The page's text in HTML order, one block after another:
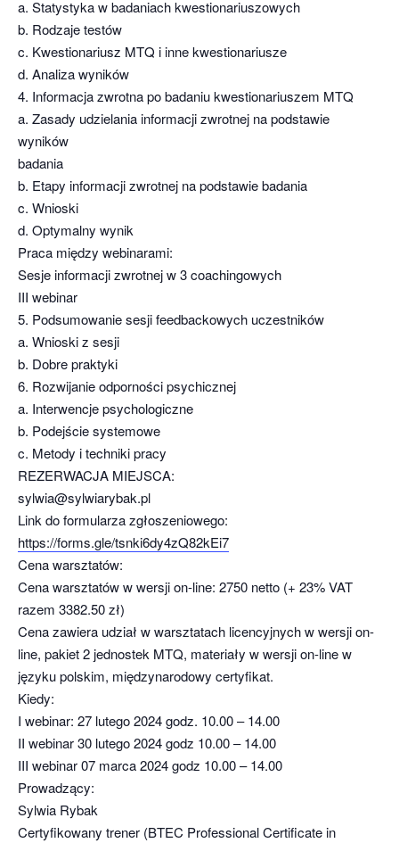
a. Statystyka w badaniach kwestionariuszowych
b. Rodzaje testów
c. Kwestionariusz MTQ i inne kwestionariusze
d. Analiza wyników
4. Informacja zwrotna po badaniu kwestionariuszem MTQ
a. Zasady udzielania informacji zwrotnej na podstawie
wyników
badania
b. Etapy informacji zwrotnej na podstawie badania
c. Wnioski
d. Optymalny wynik
Praca między webinarami:
Sesje informacji zwrotnej w 3 coachingowych
III webinar
5. Podsumowanie sesji feedbackowych uczestników
a. Wnioski z sesji
b. Dobre praktyki
6. Rozwijanie odporności psychicznej
a. Interwencje psychologiczne
b. Podejście systemowe
c. Metody i techniki pracy
REZERWACJA MIEJSCA:
sylwia@sylwiarybak.pl
Link do formularza zgłoszeniowego:
https://forms.gle/tsnki6dy4zQ82kEi7
Cena warsztatów:
Cena warsztatów w wersji on-line: 2750 netto (+ 23% VAT
razem 3382.50 zł)
Cena zawiera udział w warsztatach licencyjnych w wersji on-
line, pakiet 2 jednostek MTQ, materiały w wersji on-line w
języku polskim, międzynarodowy certyfikat.
Kiedy:
I webinar: 27 lutego 2024 godz. 10.00 – 14.00
II webinar 30 lutego 2024 godz 10.00 – 14.00
III webinar 07 marca 2024 godz 10.00 – 14.00
Prowadzący:
Sylwia Rybak
Certyfikowany trener (BTEC Professional Certificate in